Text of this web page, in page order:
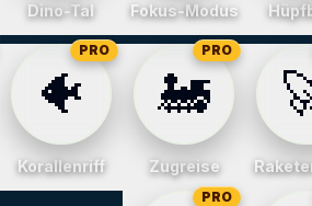
Dino-Tal Fokus-Modus
🐠
PRO
Korallenriff
🚂
PRO
Zugreise
PRO